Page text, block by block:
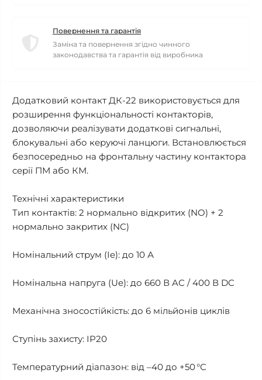
Повернення та гарантія
Заміна та повернення згідно чинного
законодавства та гарантія від виробника
Додатковий контакт ДК-22 використовується для
розширення функціональності контакторів,
дозволяючи реалізувати додаткові сигнальні,
блокувальні або керуючі ланцюги. Встановлюється
безпосередньо на фронтальну частину контактора
серії ПМ або КМ.
Технічні характеристики
Тип контактів: 2 нормально відкритих (NO) + 2
нормально закритих (NC)
Номінальний струм (Ie): до 10 А
Номінальна напруга (Ue): до 660 В AC / 400 В DC
Механічна зносостійкість: до 6 мільйонів циклів
Ступінь захисту: IP20
Температурний діапазон: від –40 до +50 °C